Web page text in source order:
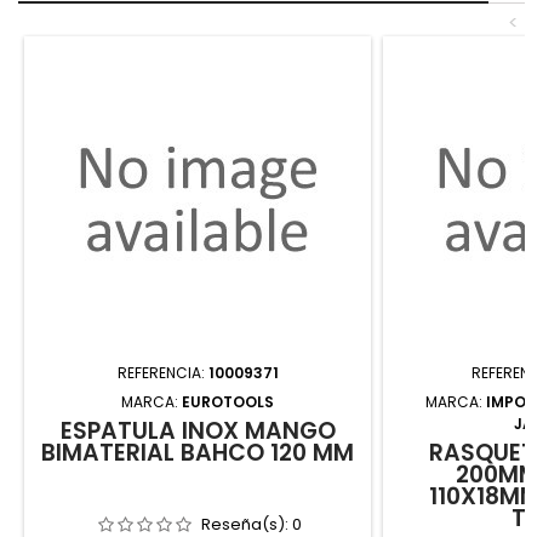
<
REFERENCIA: 10009371
MARCA: EUROTOOLS
ESPATULA INOX MANGO
BIMATERIAL BAHCO 120 MM
Reseña(s): 0
MARCA:
200MM